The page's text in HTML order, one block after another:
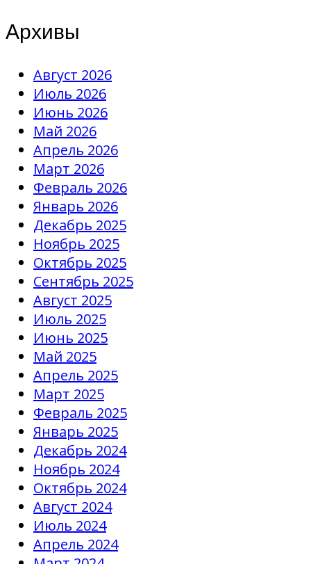
Архивы
Август 2026
Июль 2026
Июнь 2026
Май 2026
Апрель 2026
Март 2026
Февраль 2026
Январь 2026
Декабрь 2025
Ноябрь 2025
Октябрь 2025
Сентябрь 2025
Август 2025
Июль 2025
Июнь 2025
Май 2025
Апрель 2025
Март 2025
Февраль 2025
Январь 2025
Декабрь 2024
Ноябрь 2024
Октябрь 2024
Август 2024
Июль 2024
Апрель 2024